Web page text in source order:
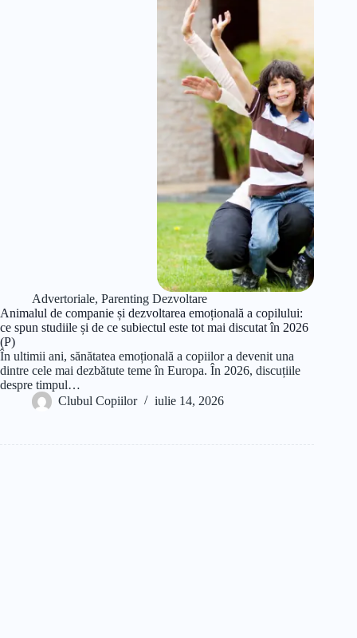
Advertoriale, Parenting Dezvoltare
Animalul de companie și dezvoltarea emoțională a copilului:
ce spun studiile și de ce subiectul este tot mai discutat în 2026
(P)
În ultimii ani, sănătatea emoțională a copiilor a devenit una
dintre cele mai dezbătute teme în Europa. În 2026, discuțiile
despre timpul…
Clubul Copiilor
iulie 14, 2026